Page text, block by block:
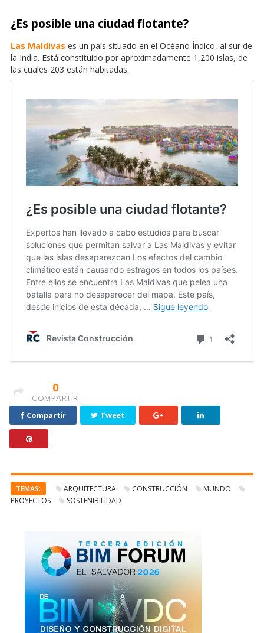
¿Es posible una ciudad flotante?
Las Maldivas es un país situado en el Océano Índico, al sur de
la India. Está constituido por aproximadamente 1,200 islas, de
las cuales 203 están habitadas.
0
COMPARTIR
Compartir
Tweet
TEMAS: ARQUITECTURA CONSTRUCCIÓN
MUNDO
PROYECTOS
SOSTENIBILIDAD